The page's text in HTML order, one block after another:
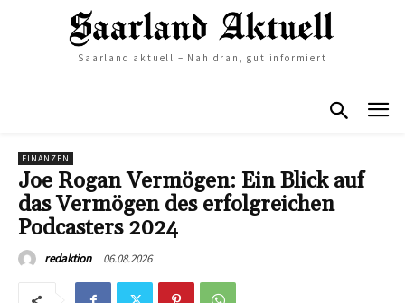
Saarland aktuell – Nah dran, gut informiert
FINANZEN
Joe Rogan Vermögen: Ein Blick auf
das Vermögen des erfolgreichen
Podcasters 2024
redaktion 06.08.2026